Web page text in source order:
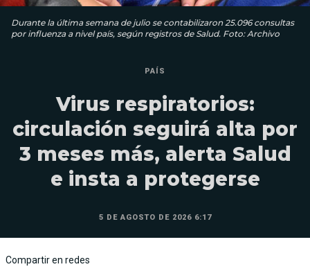
Durante la última semana de julio se contabilizaron 25.096 consultas
por influenza a nivel país, según registros de Salud. Foto: Archivo
PAÍS
Virus respiratorios:
circulación seguirá alta por
3 meses más, alerta Salud
e insta a protegerse
5 DE AGOSTO DE 2026 6:17
Compartir en redes